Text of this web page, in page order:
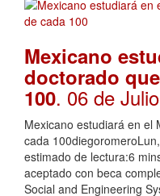
Mexicano
doctorado
100. 06 de
Mexicano estudiará en el
cada
estimado de lectura:6
aceptado con beca
Social and Engineering